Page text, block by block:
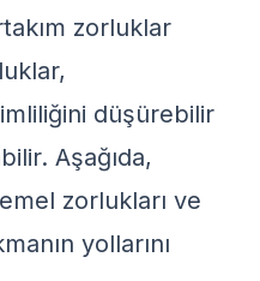
zorluklar
düşürebilir
Aşağıda,
zorlukları ve
yollarını